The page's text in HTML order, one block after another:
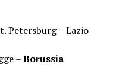
Petersburg – Lazio
–Borussia